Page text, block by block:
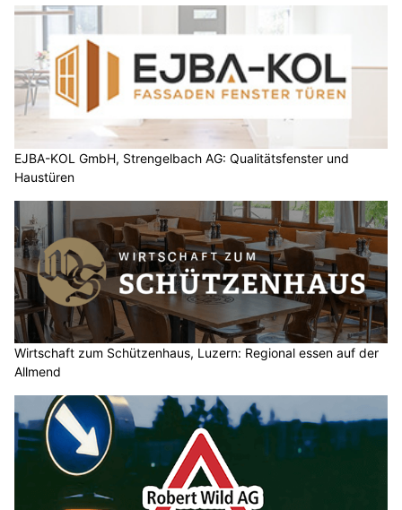
EJBA-KOL GmbH, Strengelbach AG: Qualitätsfenster und
Haustüren
Wirtschaft zum Schützenhaus, Luzern: Regional essen auf der
Allmend